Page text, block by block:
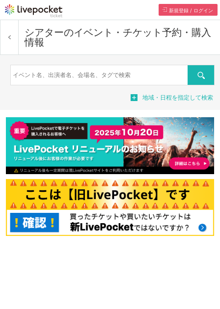
新規登録 / ログイン
シアターのイベント・チケット予約・購入
情報
検索
地域・日程を指定して検索